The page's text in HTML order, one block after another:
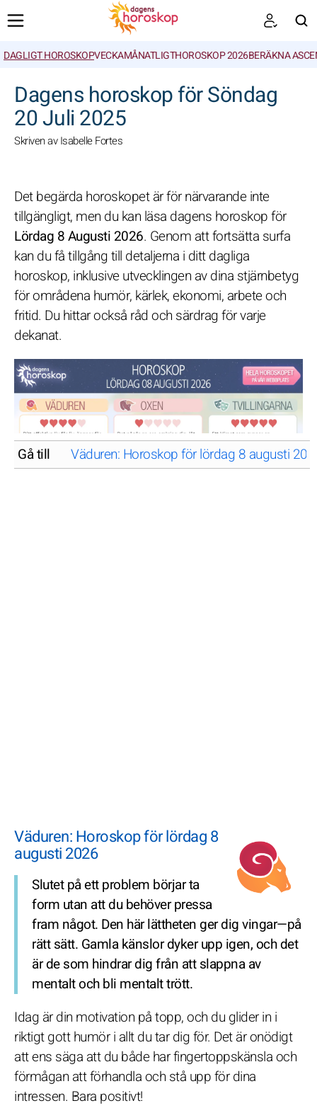
DAGLIGT HOROSKOPVECKAMÅNATLIGTHOROSKOP 2026BERÄKNA
Dagens horoskop för Söndag
20 Juli 2025
Skriven av Isabelle Fortes
Det begärda horoskopet är för närvarande inte
tillgängligt, men du kan läsa dagens horoskop för
Lördag 8 Augusti 2026. Genom att fortsätta surfa
kan du få tillgång till detaljerna i ditt dagliga
horoskop, inklusive utvecklingen av dina stjärnbetyg
för områdena humör, kärlek, ekonomi, arbete och
fritid. Du hittar också råd och särdrag för varje
dekanat.
Gå till Väduren: Horoskop för lördag 8 augusti
Väduren: Horoskop för lördag 8
augusti 2026
Slutet på ett problem börjar ta
form utan att du behöver pressa
fram något. Den här lättheten ger dig vingar—på
rätt sätt. Gamla känslor dyker upp igen, och det
är de som hindrar dig från att slappna av
mentalt och bli mentalt trött.
Idag är din motivation på topp, och du glider in i
riktigt gott humör i allt du tar dig för. Det är onödigt
att ens säga att du både har fingertoppskänsla och
förmågan att förhandla och stå upp för dina
intressen. Bara positivt!